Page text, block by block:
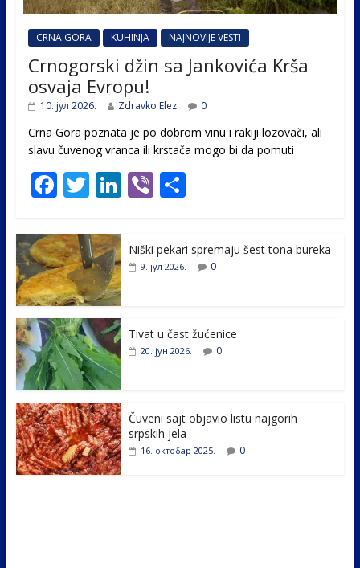
CRNA GORA KUHINJA NAJNOVIJE VESTI
Crnogorski džin sa Jankovića Krša
osvaja Evropu!
10. јул 2026. Zdravko Elez 0
Crna Gora poznata je po dobrom vinu i rakiji lozovači, ali
slavu čuvenog vranca ili krstača mogo bi da pomuti
F
e
b
o
o
k
T
itt
er
Li
e
Vi
er
S
e
Niški pekari spremaju šest tona bureka
9. јул 2026. 0
Tivat u čast žućenice
20. јун 2026. 0
Čuveni sajt objavio listu najgorih
srpskih jela
16. октобар 2025. 0